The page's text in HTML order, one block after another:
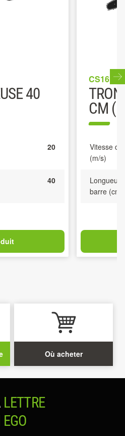
40
20
40
CS1614E
CM
Vitesse
(m/s)
Longueur
barre (cm)
Où acheter
LETTRE